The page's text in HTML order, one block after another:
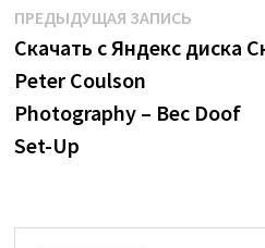
Навигация
по
записям
ПРЕДЫДУЩАЯ ЗАПИСЬ
запись:
Скачать с Яндекс диска
Peter Coulson
Photography – Bec Doof
Set-Up